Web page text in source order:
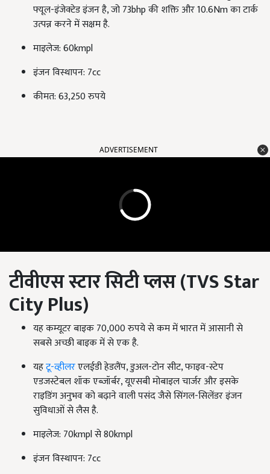
फ्यूल-इंजेक्टेड इंजन है, जो 73bhp की शक्ति और 10.6Nm का टार्क
उत्पन्न करने में सक्षम है.
माइलेज: 60kmpl
इंजन विस्थापन: 7cc
कीमत: 63,250 रुपये
ADVERTISEMENT
टीवीएस स्टार सिटी प्लस (TVS Star
City Plus)
यह कम्यूटर बाइक 70,000 रुपये से कम में भारत में आसानी से
सबसे अच्छी बाइक में से एक है.
यहटू-व्हीलरएलईडी हेडलैंप, डुअल-टोन सीट, फाइव-स्टेप
एडजस्टेबल शॉक एब्जॉर्बर, यूएसबी मोबाइल चार्जर और इसके
राइडिंग अनुभव को बढ़ाने वाली पसंद जैसे सिंगल-सिलेंडर इंजन
सुविधाओं से लैस है.
माइलेज: 70kmpl से 80kmpl
इंजन विस्थापन: 7cc